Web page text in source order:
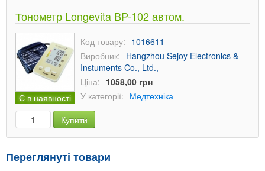
Тонометр Longevita BP-102 автом.
Є в наявності
Код товару: 1016611
Виробник: Hangzhou Sejoy Electronics &
Instuments Co., Ltd.,
Ціна: 1058,00 грн
У категорії: Медтехніка
Купити
Переглянуті товари